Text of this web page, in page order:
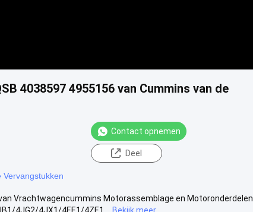
4038597 4955156 van Cummins van de
Contact opnemen
Deel
Vervangstukken
Vrachtwagencummins Motorassemblage en Motoronderdelen
4JG2/4JX1/4EE1/4ZE1...
Bekijk meer